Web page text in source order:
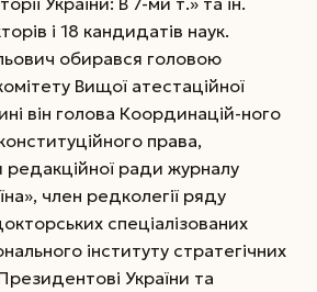
і 18 кандидатів наук.
обирався головою
Вищої атестаційної
він голова Координацій-ного
права,
редакційної ради журналу
член редколегії ряду
спеціалізованих
інституту стратегічних
України та